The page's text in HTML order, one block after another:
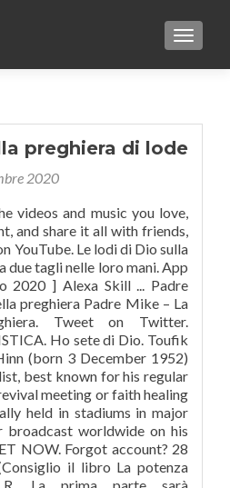
preghiera di lode
2020
videos and music you love,
and share it all with friends,
YouTube. Le lodi di Dio sulla
due tagli nelle loro mani. App
2020 ] Alexa Skill ... Padre
preghiera Padre Mike – La
Tweet on Twitter.
Ho sete di Dio. Toufik
(born 3 December 1952)
best known for his regular
meeting or faith healing
held in stadiums in major
broadcast worldwide on his
NOW. Forgot account? 28
il libro La potenza